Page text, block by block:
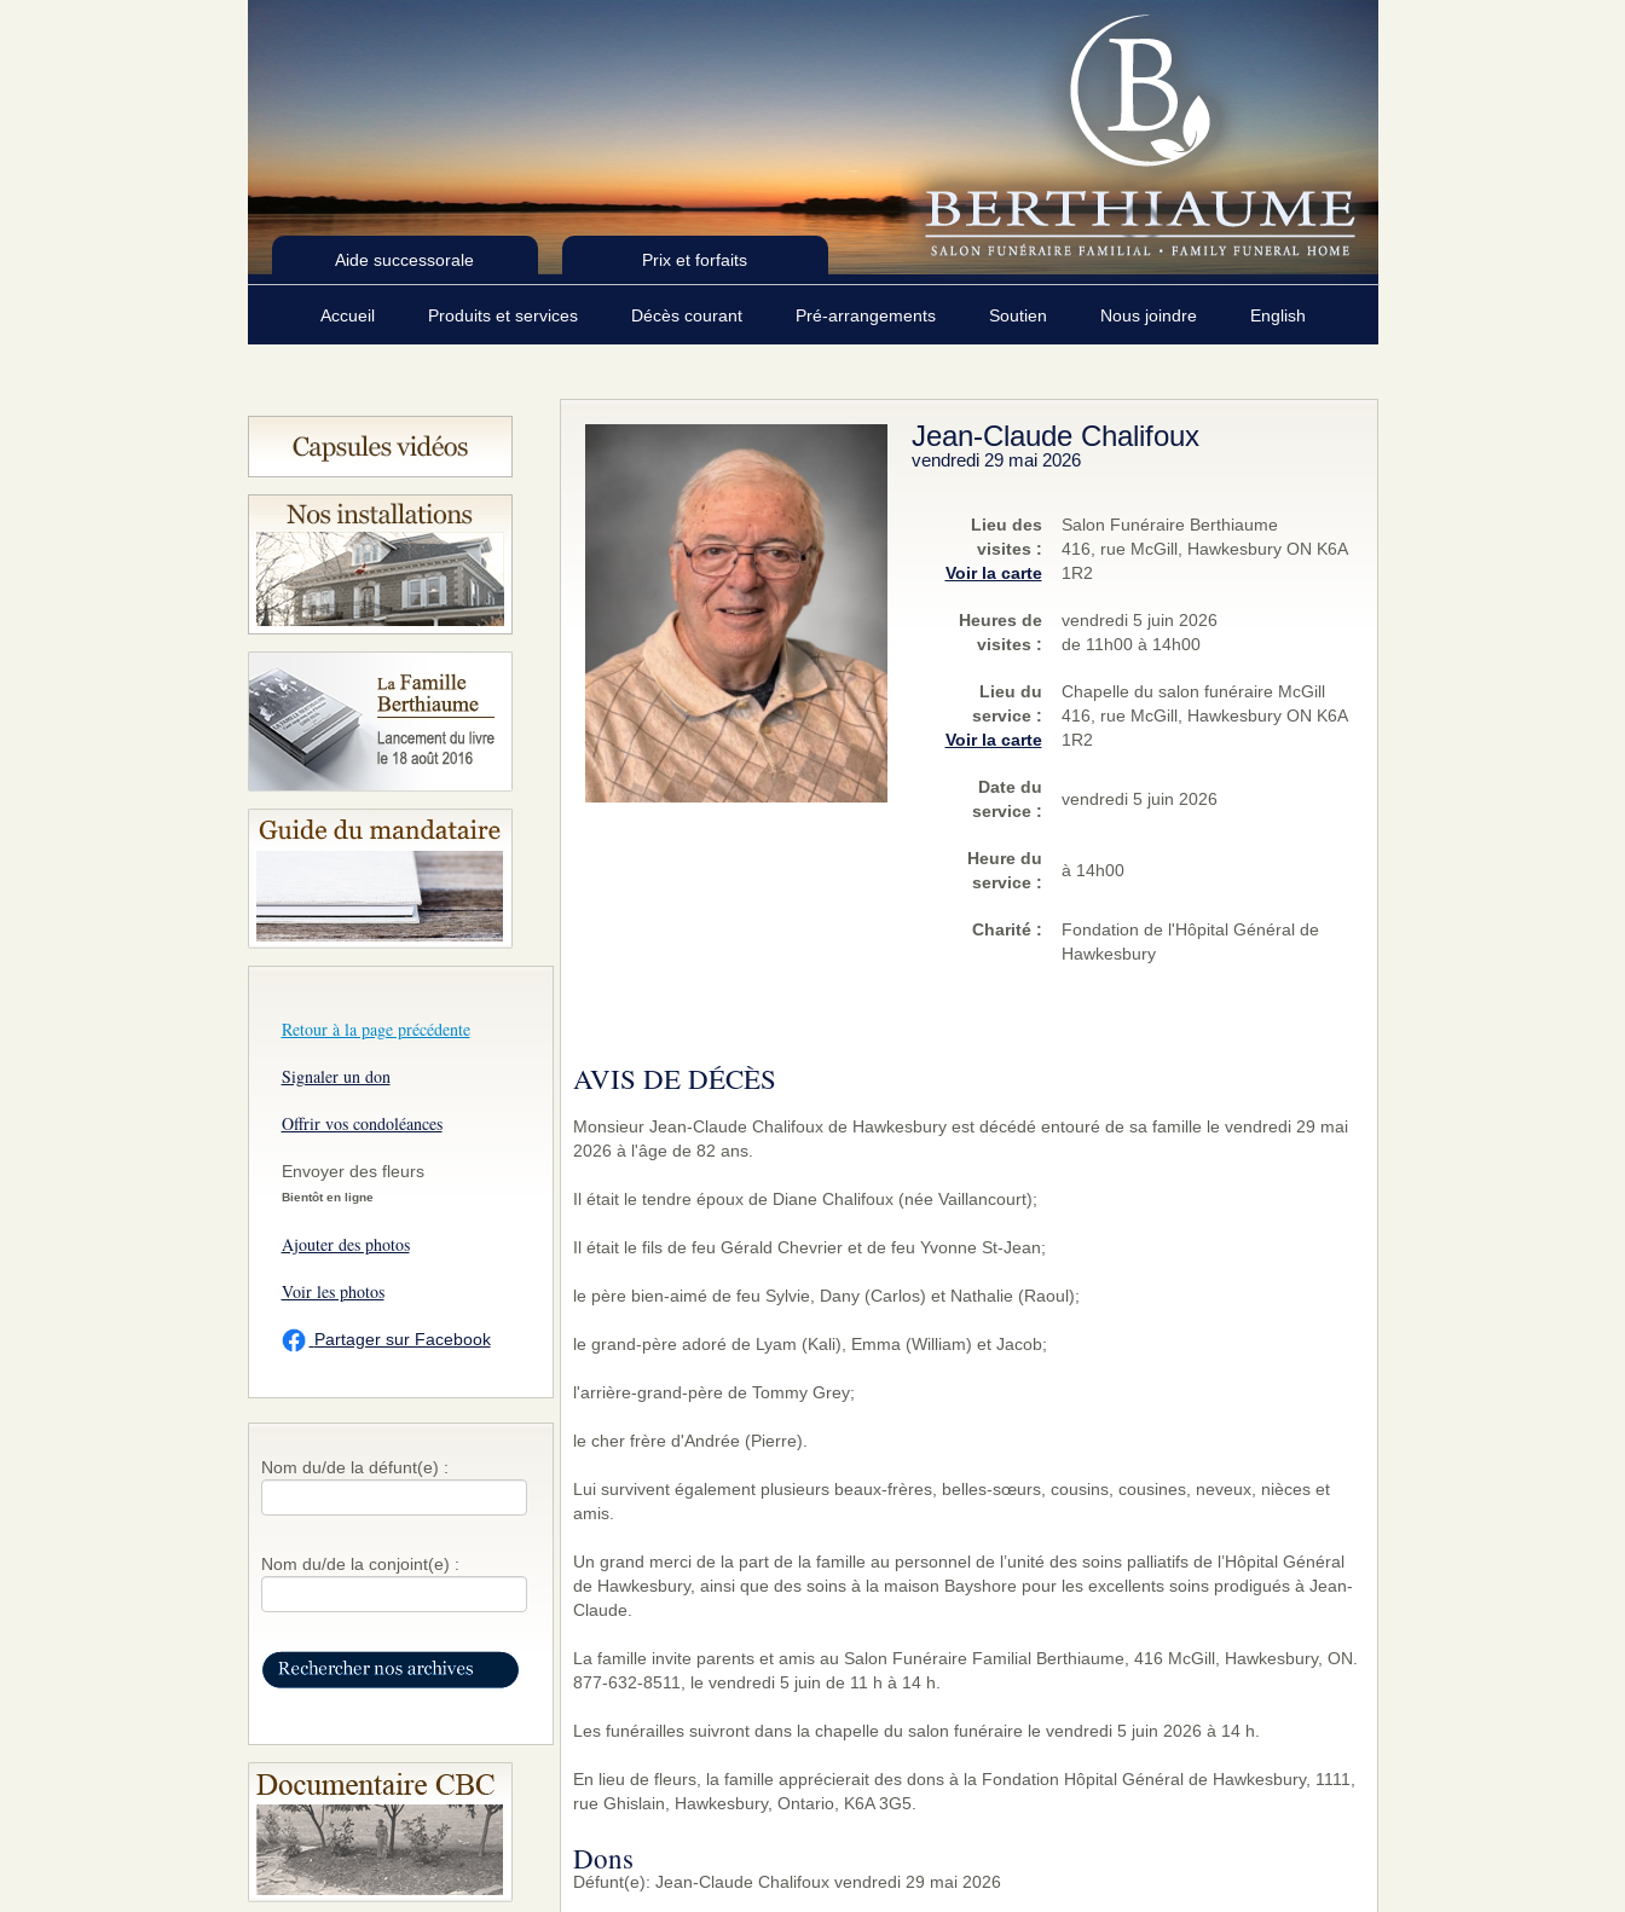
Aide successorale Prix et forfaits
Accueil Produits et services Décès courant Pré-arrangements Soutien Nous joindre English
Retour à la page précédente
Signaler un don
Offrir vos condoléances
Envoyer des fleurs
Bientôt en ligne
Ajouter des photos
Voir les photos
Partager sur Facebook
Nom du/de la défunt(e) :
Nom du/de la conjoint(e) :
Jean-Claude Chalifoux
vendredi 29 mai 2026
Lieu des
visites :
Voir la carte
Salon Funéraire Berthiaume
416, rue McGill, Hawkesbury ON K6A
1R2
Heures de
visites :
vendredi 5 juin 2026
de 11h00 à 14h00
Lieu du
service :
Voir la carte
Chapelle du salon funéraire McGill
416, rue McGill, Hawkesbury ON K6A
1R2
Date du
service :
vendredi 5 juin 2026
Heure du
service :
à 14h00
Charité:
Fondation de l'Hôpital Général de
Hawkesbury
AVIS DE DÉCÈS
Monsieur Jean-Claude Chalifoux de Hawkesbury est décédé entouré de sa famille le vendredi 29 mai
2026 à l'âge de 82 ans.
Il était le tendre époux de Diane Chalifoux (née Vaillancourt);
Il était le fils de feu Gérald Chevrier et de feu Yvonne St-Jean;
le père bien-aimé de feu Sylvie, Dany (Carlos) et Nathalie (Raoul);
le grand-père adoré de Lyam (Kali), Emma (William) et Jacob;
l'arrière-grand-père de Tommy Grey;
le cher frère d'Andrée (Pierre).
Lui survivent également plusieurs beaux-frères, belles-sœurs, cousins, cousines, neveux, nièces et
amis.
Un grand merci de la part de la famille au personnel de l’unité des soins palliatifs de l’Hôpital Général
de Hawkesbury, ainsi que des soins à la maison Bayshore pour les excellents soins prodigués à Jean-
Claude.
La famille invite parents et amis au Salon Funéraire Familial Berthiaume, 416 McGill, Hawkesbury, ON.
877-632-8511, le vendredi 5 juin de 11 h à 14 h.
Les funérailles suivront dans la chapelle du salon funéraire le vendredi 5 juin 2026 à 14 h.
En lieu de fleurs, la famille apprécierait des dons à la Fondation Hôpital Général de Hawkesbury, 1111,
rue Ghislain, Hawkesbury, Ontario, K6A 3G5.
Dons
Défunt(e): Jean-Claude Chalifoux vendredi 29 mai 2026